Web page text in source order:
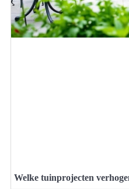
Welke tuinprojecten